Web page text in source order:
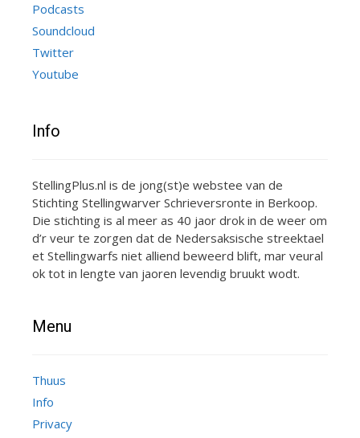
Podcasts
Soundcloud
Twitter
Youtube
Info
StellingPlus.nl is de jong(st)e webstee van de
Stichting Stellingwarver Schrieversronte in Berkoop.
Die stichting is al meer as 40 jaor drok in de weer om
d’r veur te zorgen dat de Nedersaksische streektael
et Stellingwarfs niet alliend beweerd blift, mar veural
ok tot in lengte van jaoren levendig bruukt wodt.
Menu
Thuus
Info
Privacy